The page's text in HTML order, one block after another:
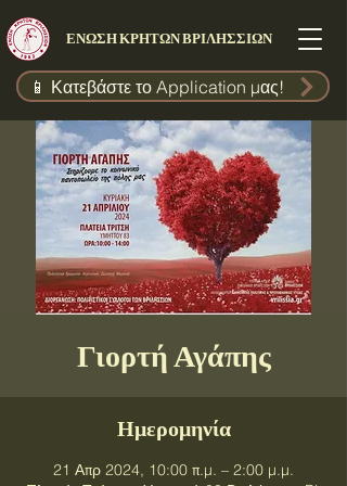
ΕΝΩΣΗ ΚΡΗΤΩΝ ΒΡΙΛΗΣΣΙΩΝ
📱 Κατεβάστε το Application μας!
Γιορτή Αγάπης
Ημερομηνία
21 Απρ 2024, 10:00 π.μ. – 2:00 μ.μ.